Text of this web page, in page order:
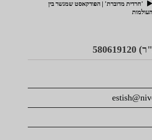
'חרדית מדוברת' | הפודקאסט שמגשר בין
העולמות